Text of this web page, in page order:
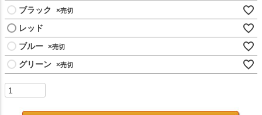
ブラック ×
レッド
ブルー ×
グリーン ×